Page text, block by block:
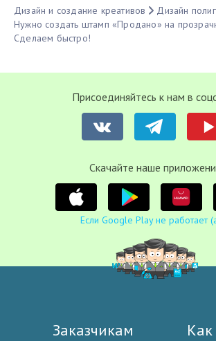
Дизайн и создание креативов
Дизайн
Нужно создать штамп «Продано» на
Сделаем быстро!
Присоединяйтесь к нам в
Cкачайте наше
Если Google Play не работает
Заказчикам
Как